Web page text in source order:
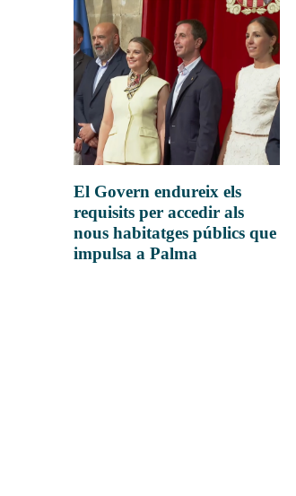
El Govern endureix els
requisits per accedir als
nous habitatges públics que
impulsa a Palma